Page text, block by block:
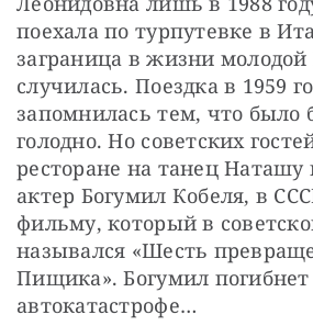
поехала по турпутевке в
заграница в жизни
случилась. Поездка в 1959
запомнилась тем, что было
голодно. Но советских
ресторане на танец Наташу
актер Богумил Кобеля, в
фильму, который в
назывался «Шесть
Пищика». Богумил погибнет
автокатастрофе…